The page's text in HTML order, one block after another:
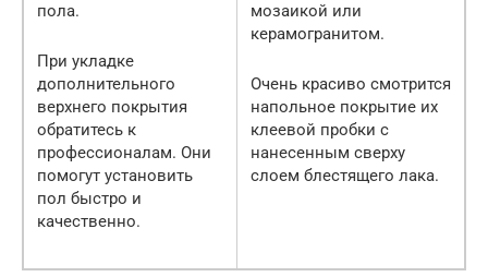
пола.
При укладке
дополнительного
верхнего покрытия
обратитесь к
профессионалам. Они
помогут установить
пол быстро и
качественно.
мозаикой или
керамогранитом.
Очень красиво смотрится
напольное покрытие их
клеевой пробки с
нанесенным сверху
слоем блестящего лака.